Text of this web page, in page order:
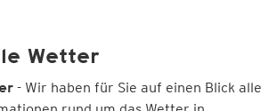
Wetter
- Wir haben für Sie auf einen Blick alle